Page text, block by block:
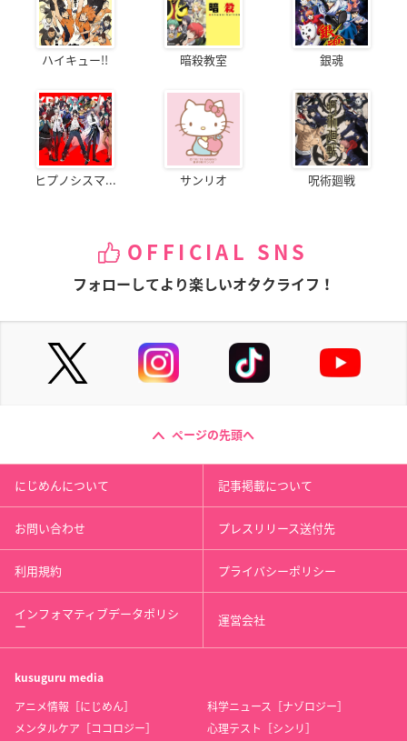
ハイキュー!! 暗殺教室 銀魂
ヒプノシスマ... サンリオ 呪術廻戦
OFFICIAL SNS
フォローしてより楽しいオタクライフ！
ページの先頭へ
にじめんについて 記事掲載について
お問い合わせ プレスリリース送付先
利用規約 プライバシーポリシー
インフォマティブデータポリシ
ー 運営会社
kusuguru media
アニメ情報［にじめん］
科学ニュース［ナゾロジー］
メンタルケア［ココロジー］
心理テスト［シンリ］